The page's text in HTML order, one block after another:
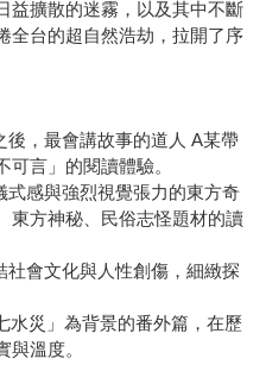
益擴散的迷霧，以及其中不斷
全台的超自然浩劫，拉開了序
後，最會講故事的道人 A某帶
言」的閱讀體驗。
式感與強烈視覺張力的東方奇
東方神秘、民俗志怪題材的讀
會文化與人性創傷，細緻探
水災」為背景的番外篇，在歷
溫度。